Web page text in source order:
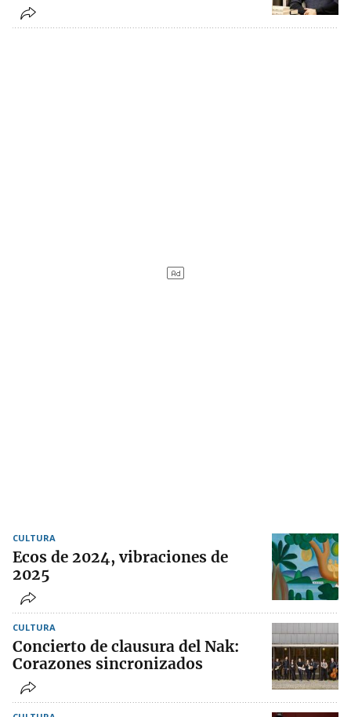
CULTURA
Ecos de 2024, vibraciones de
2025
CULTURA
Concierto de clausura del Nak:
Corazones sincronizados